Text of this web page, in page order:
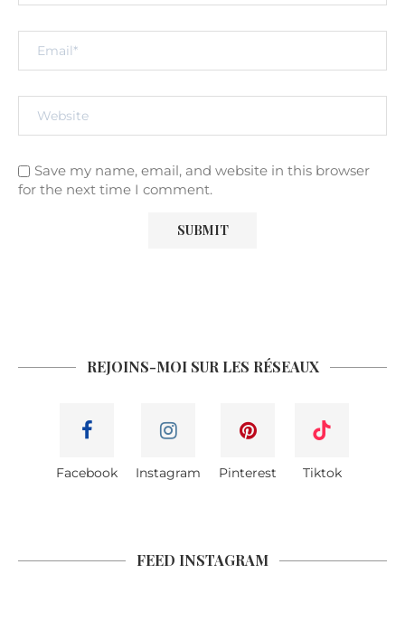
Save my name, email, and website in this browser
for the next time I comment.
REJOINS-MOI SUR LES RÉSEAUX
Facebook Instagram Pinterest Tiktok
FEED INSTAGRAM